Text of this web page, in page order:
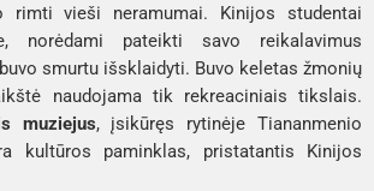
rimti vieši neramumai. Kinijos studentai
norėdami pateikti savo reikalavimus
smurtu išsklaidyti. Buvo keletas žmonių
naudojama tik rekreaciniais tikslais.
muziejus, įsikūręs rytinėje Tiananmenio
kultūros paminklas, pristatantis Kinijos